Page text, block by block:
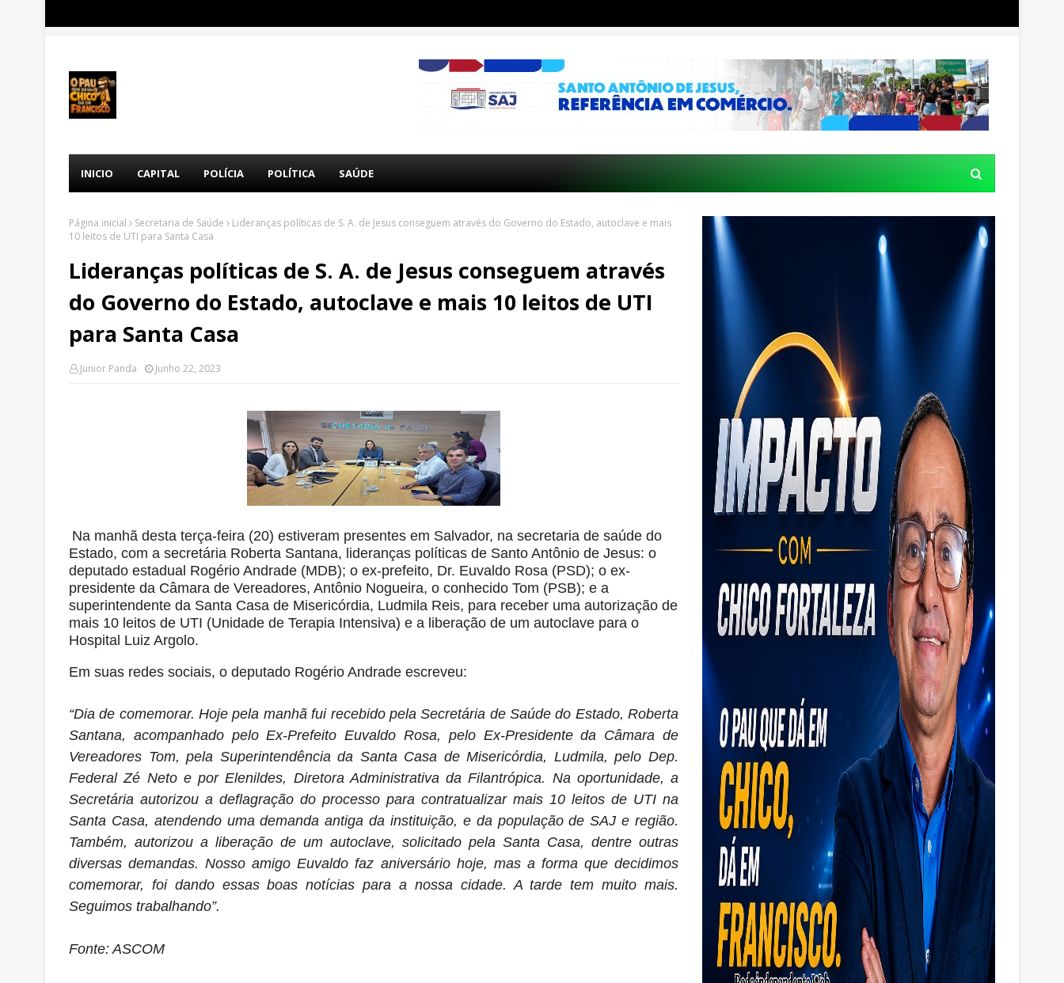
INICIO CAPITAL POLÍCIA POLÍTICA SAÚDE
Página inicial Secretaria de Saúde
Lideranças políticas de S. A. de Jesus conseguem através do Governo do Estado, autoclave e mais
10 leitos de UTI para Santa Casa
Lideranças políticas de S. A. de Jesus conseguem através
do Governo do Estado, autoclave e mais 10 leitos de UTI
para Santa Casa
Junior Panda Junho 22, 2023
Na manhã desta terça-feira (20) estiveram presentes em Salvador, na secretaria de saúde do
Estado, com a secretária Roberta Santana, lideranças políticas de Santo Antônio de Jesus: o
deputado estadual Rogério Andrade (MDB); o ex-prefeito, Dr. Euvaldo Rosa (PSD); o ex-
presidente da Câmara de Vereadores, Antônio Nogueira, o conhecido Tom (PSB); e a
superintendente da Santa Casa de Misericórdia, Ludmila Reis, para receber uma autorização de
mais 10 leitos de UTI (Unidade de Terapia Intensiva) e a liberação de um autoclave para o
Hospital Luiz Argolo.
Em suas redes sociais, o deputado Rogério Andrade escreveu:
“Dia de comemorar. Hoje pela manhã fui recebido pela Secretária de Saúde do Estado, Roberta
Santana, acompanhado pelo Ex-Prefeito Euvaldo Rosa, pelo Ex-Presidente da Câmara de
Vereadores Tom, pela Superintendência da Santa Casa de Misericórdia, Ludmila, pelo Dep.
Federal Zé Neto e por Elenildes, Diretora Administrativa da Filantrópica. Na oportunidade, a
Secretária autorizou a deflagração do processo para contratualizar mais 10 leitos de UTI na
Santa Casa, atendendo uma demanda antiga da instituição, e da população de SAJ e região.
Também, autorizou a liberação de um autoclave, solicitado pela Santa Casa, dentre outras
diversas demandas. Nosso amigo Euvaldo faz aniversário hoje, mas a forma que decidimos
comemorar, foi dando essas boas notícias para a nossa cidade. A tarde tem muito mais.
Seguimos trabalhando”.
Fonte: ASCOM